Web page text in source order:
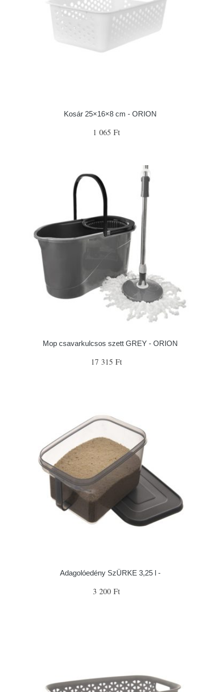
Kosár 25×16×8 cm - ORION
1 065 Ft
Mop csavarkulcsos szett GREY - ORION
17 315 Ft
Adagolóedény SzÜRKE 3,25 l -
3 200 Ft